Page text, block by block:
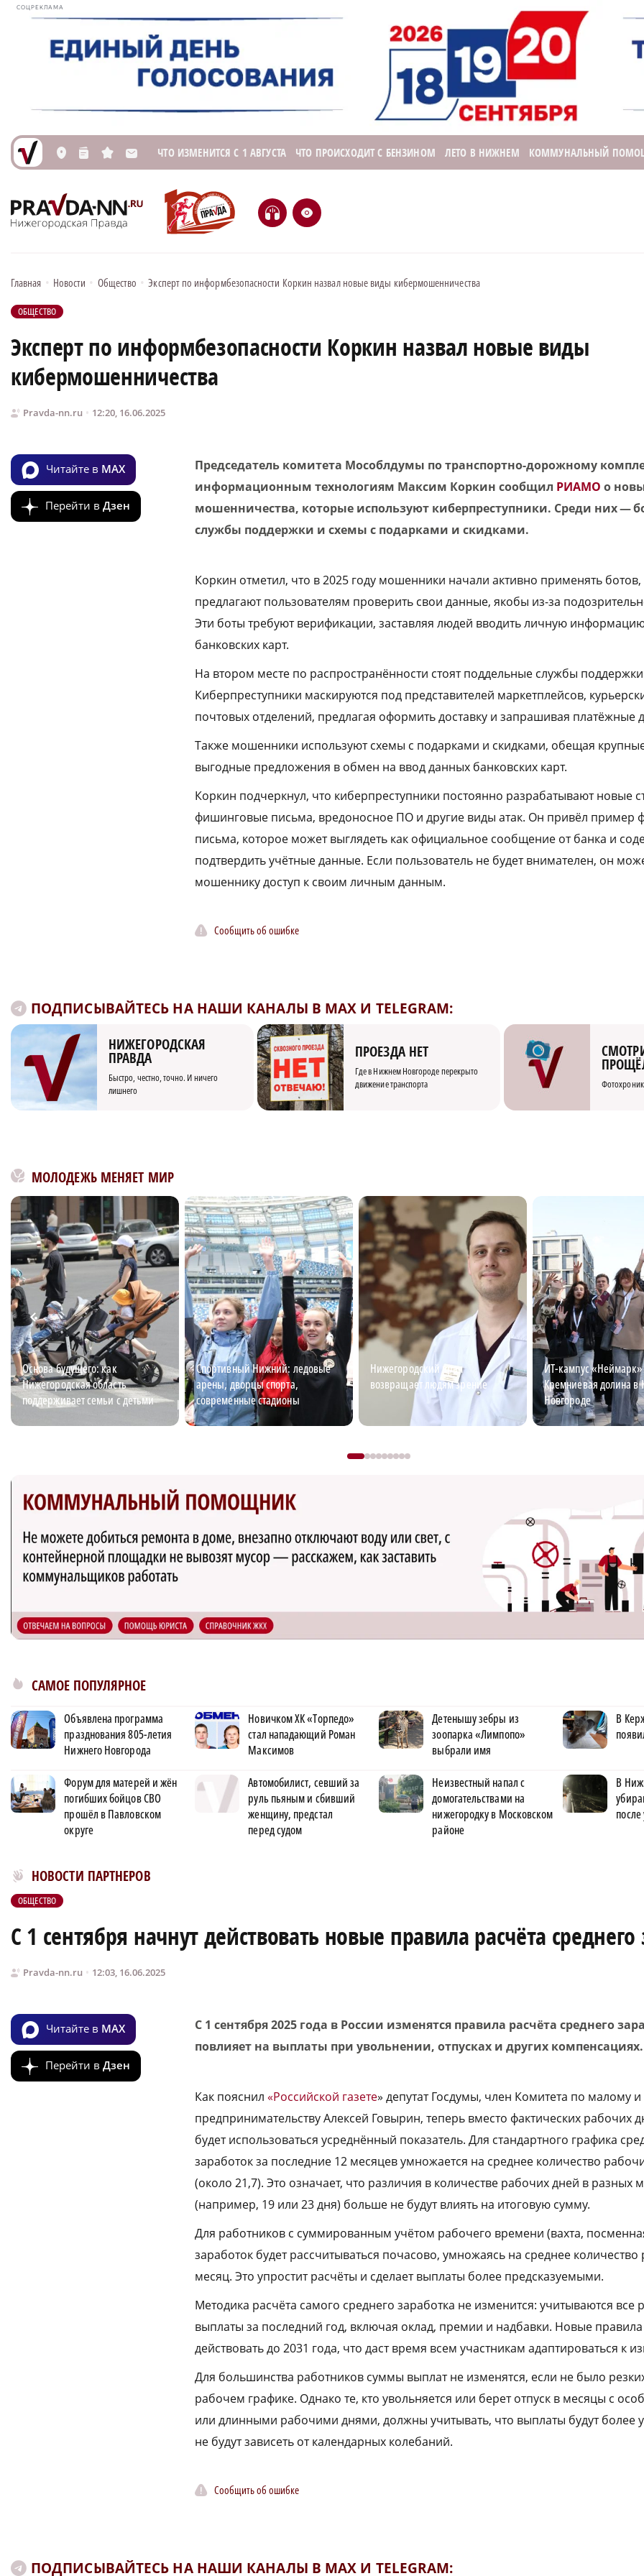
СОЦРЕКЛАМА
L n s M ЧТО ИЗМЕНИТСЯ С 1 АВГУСТА ЧТО ПРОИСХОДИТ С БЕНЗИНОМ ЛЕТО В НИЖНЕМ КОММУНАЛЬНЫЙ
H e
Главная • Новости • Общество • Эксперт по информбезопасности Коркин назвал новые виды кибермошенничества
ОБЩЕСТВО
Эксперт по информбезопасности Коркин назвал новые виды
кибермошенничества
Pravda-nn.ru 12:20, 16.06.2025
Читайте в MAX
Перейти в Дзен
Председатель комитета Мособлдумы по транспортно-дорожному
информационным технологиям Максим Коркин сообщил РИАМО о
мошенничества, которые используют киберпреступники. Среди них —
службы поддержки и схемы с подарками и скидками.
Коркин отметил, что в 2025 году мошенники начали активно применять
предлагают пользователям проверить свои данные, якобы из-за
Эти боты требуют верификации, заставляя людей вводить личную
банковских карт.
На втором месте по распространённости стоят поддельные службы
Киберпреступники маскируются под представителей маркетплейсов,
почтовых отделений, предлагая оформить доставку и запрашивая платёжные
Также мошенники используют схемы с подарками и скидками, обещая
выгодные предложения в обмен на ввод данных банковских карт.
Коркин подчеркнул, что киберпреступники постоянно разрабатывают новые
фишинговые письма, вредоносное ПО и другие виды атак. Он привёл пример
письма, которое может выглядеть как официальное сообщение от банка и
подтвердить учётные данные. Если пользователь не будет внимателен, он
мошеннику доступ к своим личным данным.
Сообщить об ошибке
ПОДПИСЫВАЙТЕСЬ НА НАШИ КАНАЛЫ В MAX И TELEGRAM:
НИЖЕГОРОДСКАЯ
ПРАВДА
Быстро, честно, точно. И ничего
лишнего
ПРОЕЗДА НЕТ
Где в Нижнем Новгороде перекрыто
движение транспорта
МОЛОДЕЖЬ МЕНЯЕТ МИР
Основа будущего: как
Нижегородская область
поддерживает семьи с детьми
Спортивный Нижний: ледовые
арены, дворцы спорта,
современные стадионы
Нижегородский врач
возвращает людям зрение
ИТ-кампус
Кремниевая долина
Новгороде
САМОЕ ПОПУЛЯРНОЕ
Объявлена программа
празднования 805-летия
Нижнего Новгорода
Новичком ХК «Торпедо»
стал нападающий Роман
Максимов
Детенышу зебры из
зоопарка «Лимпопо»
выбрали имя
В
Форум для матерей и жён
погибших бойцов СВО
прошёл в Павловском
округе
Автомобилист, севший за
руль пьяным и сбивший
женщину, предстал
перед судом
Неизвестный напал с
домогательствами на
нижегородку в Московском
районе
В
после
НОВОСТИ ПАРТНЕРОВ
Новости МирТесен
ОБЩЕСТВО
С 1 сентября начнут действовать новые правила расчёта среднего
Pravda-nn.ru 12:03, 16.06.2025
Читайте в MAX
Перейти в Дзен
С 1 сентября 2025 года в России изменятся правила расчёта среднего
повлияет на выплаты при увольнении, отпусках и других компенсациях.
Как пояснил «Российской газете» депутат Госдумы, член Комитета по малому
предпринимательству Алексей Говырин, теперь вместо фактических рабочих
будет использоваться усреднённый показатель. Для стандартного графика
заработок за последние 12 месяцев умножается на среднее количество
(около 21,7). Это означает, что различия в количестве рабочих дней в разных
(например, 19 или 23 дня) больше не будут влиять на итоговую сумму.
Для работников с суммированным учётом рабочего времени (вахта,
заработок будет рассчитываться почасово, умножаясь на среднее
месяц. Это упростит расчёты и сделает выплаты более предсказуемыми.
Методика расчёта самого среднего заработка не изменится: учитываются все
выплаты за последний год, включая оклад, премии и надбавки. Новые правила
действовать до 2031 года, что даст время всем участникам адаптироваться к
Для большинства работников суммы выплат не изменятся, если не было
рабочем графике. Однако те, кто увольняется или берет отпуск в месяцы с
или длинными рабочими днями, должны учитывать, что выплаты будут более
не будут зависеть от календарных колебаний.
Сообщить об ошибке
ПОДПИСЫВАЙТЕСЬ НА НАШИ КАНАЛЫ В MAX И TELEGRAM: